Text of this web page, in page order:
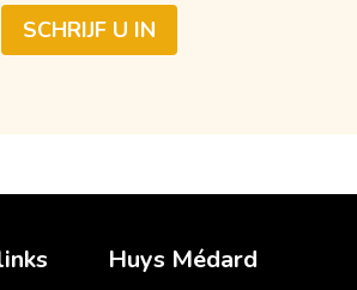
SCHRIJF U IN
Huys Médard